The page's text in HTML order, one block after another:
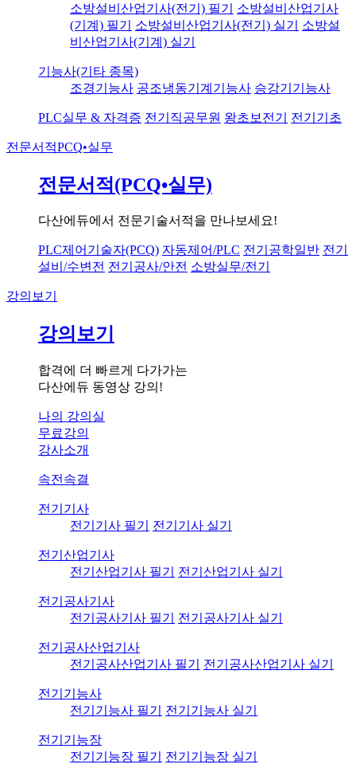
소방설비산업기사(전기) 필기
소방설비산업기사
(기계) 필기
소방설비산업기사(전기) 실기
소방설
비산업기사(기계) 실기
기능사(기타 종목)
조경기능사 공조냉동기계기능사 승강기기능사
PLC실무 & 자격증 전기직공무원 왕초보전기 전기기초
전문서적PCQ•실무
전문서적(PCQ•실무)
다산에듀에서 전문기술서적을 만나보세요!
PLC제어기술자(PCQ) 자동제어/PLC 전기공학일반 전기
설비/수변전 전기공사/안전 소방실무/전기
강의보기
강의보기
합격에 더 빠르게 다가가는
다산에듀 동영상 강의!
나의 강의실
무료강의
강사소개
속전속결
전기기사
전기기사 필기
전기기사 실기
전기산업기사
전기산업기사 필기
전기산업기사 실기
전기공사기사
전기공사기사 필기
전기공사기사 실기
전기공사산업기사
전기공사산업기사 필기
전기공사산업기사 실기
전기기능사
전기기능사 필기
전기기능사 실기
전기기능장
전기기능장 필기
전기기능장 실기